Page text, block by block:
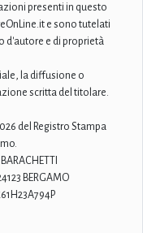
presenti in questo
e sono tutelati
d'autore e di proprietà
la diffusione o
scritta del titolare.
del Registro Stampa
BERGAMO